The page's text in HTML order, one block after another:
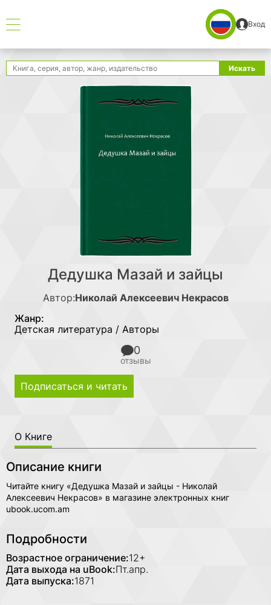
Вход
Поиск Искать
Дедушка Мазай и зайцы
Автор:Николай Алексеевич Некрасов
Жанр:
Детская литература / Авторы
0
отзывы
Подписаться и читать
О Книге
Описание книги
Читайте книгу «Дедушка Мазай и зайцы - Николай
Алексеевич Некрасов» в магазине электронных книг
ubook.ucom.am
Подробности
Возрастное ограничение:12+
Дата выхода на uBook:Пт.апр.
Дата выпуска:1871